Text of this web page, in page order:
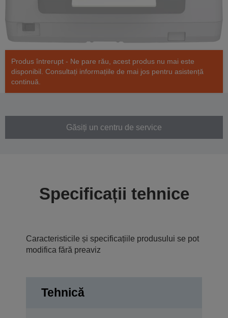
Produs întrerupt - Ne pare rău, acest produs nu mai este
disponibil. Consultați informațiile de mai jos pentru asistență
continuă.
Găsiți un centru de service
Specificații tehnice
Caracteristicile și specificațiile produsului se pot
modifica fără preaviz
Tehnică